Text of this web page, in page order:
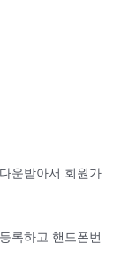
운받아서 회원가
록하고 핸드폰번